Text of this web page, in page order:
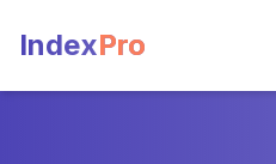
IndexPro